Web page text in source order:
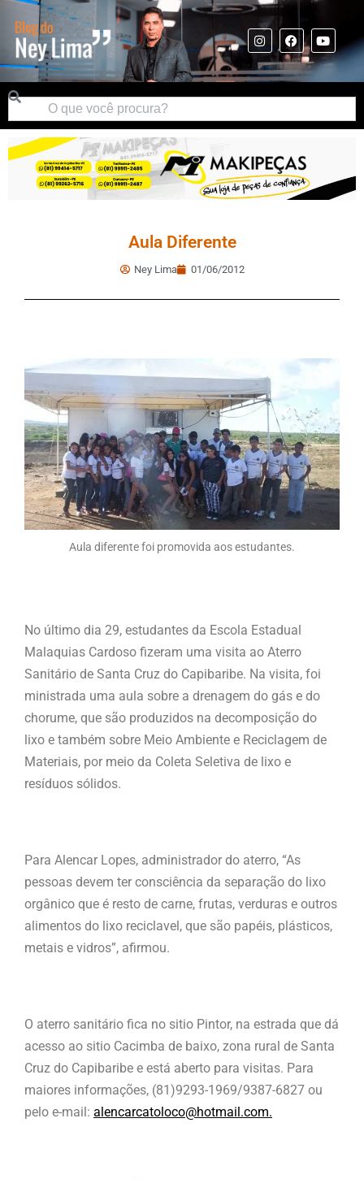
Aula Diferente
Ney Lima 01/06/2012
Aula diferente foi promovida aos estudantes.
No último dia 29, estudantes da Escola Estadual
Malaquias Cardoso fizeram uma visita ao Aterro
Sanitário de Santa Cruz do Capibaribe. Na visita, foi
ministrada uma aula sobre a drenagem do gás e do
chorume, que são produzidos na decomposição do
lixo e também sobre Meio Ambiente e Reciclagem de
Materiais, por meio da Coleta Seletiva de lixo e
resíduos sólidos.
Para Alencar Lopes, administrador do aterro, “As
pessoas devem ter consciência da separação do lixo
orgânico que é resto de carne, frutas, verduras e outros
alimentos do lixo reciclavel, que são papéis, plásticos,
metais e vidros”, afirmou.
O aterro sanitário fica no sitio Pintor, na estrada que dá
acesso ao sitio Cacimba de baixo, zona rural de Santa
Cruz do Capibaribe e está aberto para visitas. Para
maiores informações, (81)9293-1969/9387-6827 ou
pelo e-mail: alencarcatoloco@hotmail.com.